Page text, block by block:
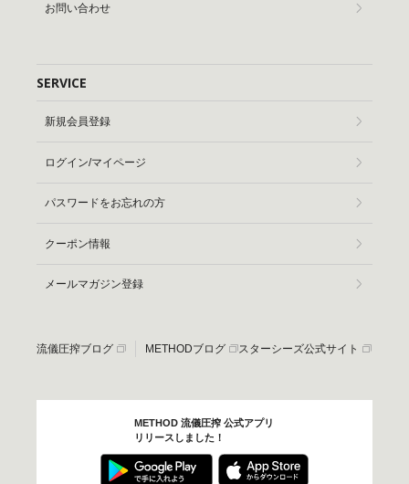
お問い合わせ
SERVICE
新規会員登録
ログイン/マイページ
パスワードをお忘れの方
クーポン情報
メールマガジン登録
流儀圧搾ブログ METHODブログ スターシーズ公式サイト
METHOD 流儀圧搾 公式アプリ
リリースしました！